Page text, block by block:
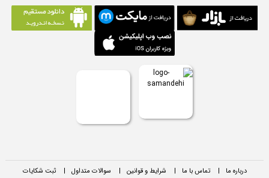
درباره ما | تماس با ما | شرایط و قوانین | سوالات متداول | ثبت شکایات